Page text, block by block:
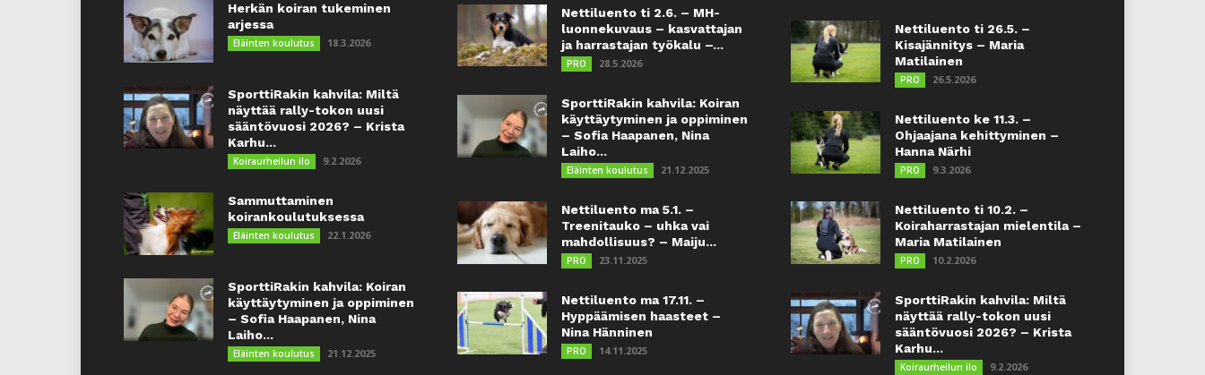
Herkän koiran tukeminen
arjessa
Eläinten koulutus 18.3.2026
SporttiRakin kahvila: Miltä
näyttää rally-tokon uusi
sääntövuosi 2026? – Krista
Karhu...
Koiraurheilun ilo 9.2.2026
Sammuttaminen
koirankoulutuksessa
Eläinten koulutus 22.1.2026
SporttiRakin kahvila: Koiran
käyttäytyminen ja oppiminen
– Sofia Haapanen, Nina
Laiho...
Eläinten koulutus 21.12.2025
Nettiluento ti 2.6. – MH-
luonnekuvaus – kasvattajan
ja harrastajan työkalu –...
PRO 28.5.2026
SporttiRakin kahvila: Koiran
käyttäytyminen ja oppiminen
– Sofia Haapanen, Nina
Laiho...
Eläinten koulutus 21.12.2025
Nettiluento ma 5.1. –
Treenitauko – uhka vai
mahdollisuus? – Maiju...
PRO 23.11.2025
Nettiluento ma 17.11. –
Hyppäämisen haasteet –
Nina Hänninen
PRO 14.11.2025
Nettiluento ti 26.5. –
Kisajännitys – Maria
Matilainen
PRO 26.5.2026
Nettiluento ke 11.3. –
Ohjaajana kehittyminen –
Hanna Närhi
PRO 9.3.2026
Nettiluento ti 10.2. –
Koiraharrastajan mielentila –
Maria Matilainen
PRO 10.2.2026
SporttiRakin kahvila: Miltä
näyttää rally-tokon uusi
sääntövuosi 2026? – Krista
Karhu...
Koiraurheilun ilo 9.2.2026